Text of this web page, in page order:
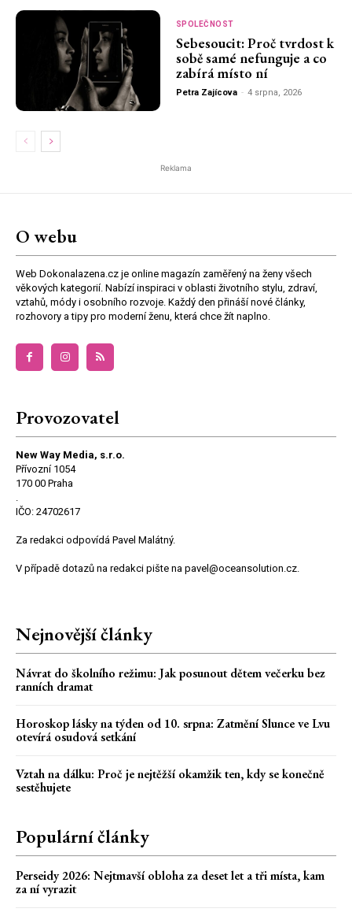
SPOLEČNOST
Sebesoucit: Proč tvrdost k
sobě samé nefunguje a co
zabírá místo ní
Petra Zajícova - 4 srpna, 2026
Reklama
O webu
Web Dokonalazena.cz je online magazín zaměřený na ženy všech
věkových kategorií. Nabízí inspiraci v oblasti životního stylu, zdraví,
vztahů, módy i osobního rozvoje. Každý den přináší nové články,
rozhovory a tipy pro moderní ženu, která chce žít naplno.
Provozovatel
New Way Media, s.r.o.
Přívozní 1054
170 00 Praha
.
IČO: 24702617
Za redakci odpovídá Pavel Malátný.
V případě dotazů na redakci pište na pavel@oceansolution.cz.
Nejnovější články
Návrat do školního režimu: Jak posunout dětem večerku bez
ranních dramat
Horoskop lásky na týden od 10. srpna: Zatmění Slunce ve Lvu
otevírá osudová setkání
Vztah na dálku: Proč je nejtěžší okamžik ten, kdy se konečně
sestěhujete
Populární články
Perseidy 2026: Nejtmavší obloha za deset let a tři místa, kam
za ní vyrazit